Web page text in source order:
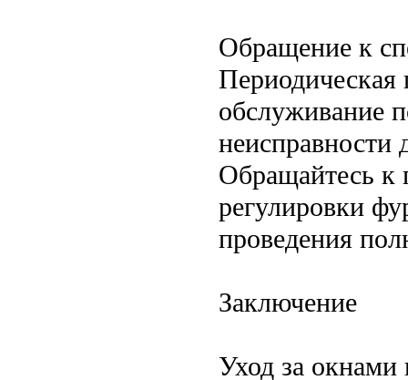
Обращение к
Периодическая
обслуживание
неисправности
Обращайтесь к
регулировки
проведения
Заключение
Уход за